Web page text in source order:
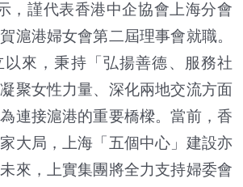
，謹代表香港中企協會上海分會
滬港婦女會第二屆理事會就職。
來，秉持「弘揚善德、服務社
聚女性力量、深化兩地交流方面
連接滬港的重要橋樑。當前，香
大局，上海「五個中心」建設亦
來，上實集團將全力支持婦委會